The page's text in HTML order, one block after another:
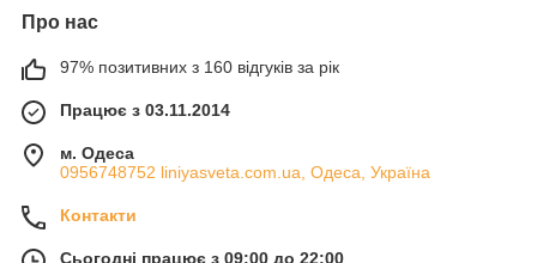
Про нас
97% позитивних з 160 відгуків за рік
Працює з 03.11.2014
м. Одеса
0956748752 liniyasveta.com.ua, Одеса, Україна
Контакти
Сьогодні працює з 09:00 до 22:00